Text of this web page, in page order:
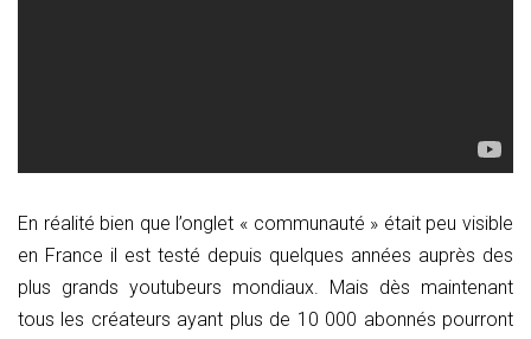
En réalité bien que l’onglet « communauté » était peu visible
en France il est testé depuis quelques années auprès des
plus grands youtubeurs mondiaux. Mais dès maintenant
tous les créateurs ayant plus de 10 000 abonnés pourront